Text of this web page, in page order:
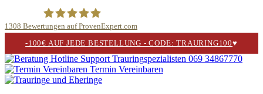
Trauringspezialisten.de
1308 Bewertungen auf ProvenExpert.com
-100€ AUF JEDE BESTELLUNG - CODE: TRAURING100♥
069 34867770
Termin Vereinbaren